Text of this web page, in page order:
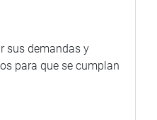
sus demandas y
para que se cumplan